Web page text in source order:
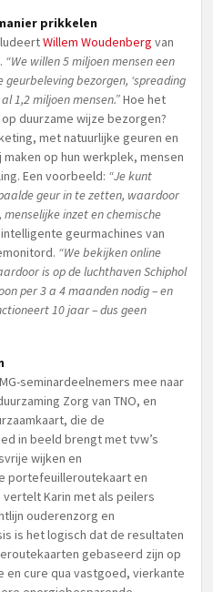
prikkelen
Willem Woudenberg van
“We willen 5 miljoen mensen een
bezorgen, ‘spreading
1,2 miljoen mensen.”Hoe het
duurzame wijze bezorgen?
met natuurlijke geuren en
op hun werkplek, mensen
Een voorbeeld: “Je kunt
geur in te zetten, waardoor
inzet en chemische
geurmachines van
“We bekijken online
is op de luchthaven Schiphol
per 3 a 4 maanden nodig – en
10 jaar – dus geen
seminardeelnemers mee naar
Zorg van TNO, en
die de
in beeld brengt met tvw’s
wijken en
portefeuilleroutekaart en
Karin met als peilers
ouderenzorg en
is het logisch dat de resultaten
gebaseerd zijn op
en cure qua vastgoed, vierkante